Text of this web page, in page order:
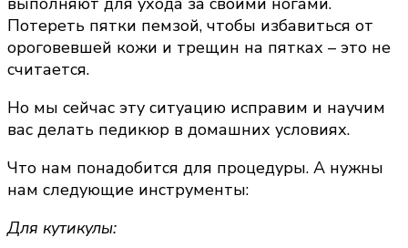
Потереть пятки пемзой, чтобы избавиться от
ороговевшей кожи и трещин на пятках – это не
считается.
Но мы сейчас эту ситуацию исправим и научим
вас делать педикюр в домашних условиях.
Что нам понадобится для процедуры. А нужны
нам следующие инструменты:
Для кутикулы: